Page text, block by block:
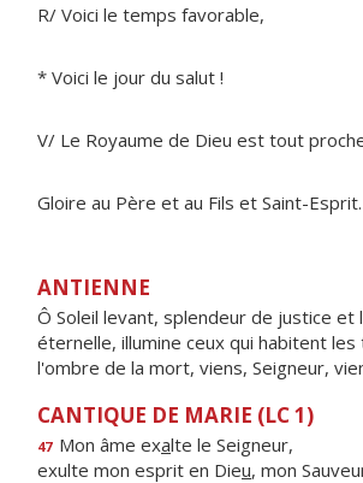
R/ Voici le temps favorable,
* Voici le jour du salut !
V/ Le Royaume de Dieu est tout
Gloire au Père et au Fils et Saint-
ANTIENNE
Ô Soleil levant, splendeur de justice et
éternelle, illumine ceux qui habitent
l'ombre de la mort, viens, Seigneur,
CANTIQUE DE MARIE (LC 1)
47 Mon âme exalte le Seigneur,
exulte mon esprit en Dieu, mon